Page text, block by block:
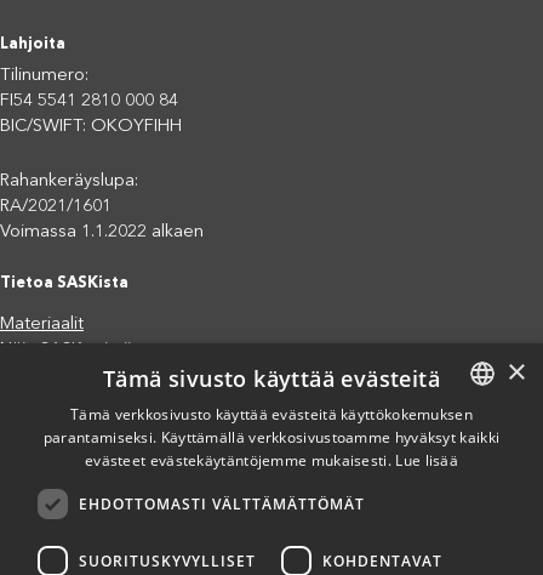
Lahjoita
Tilinumero:
FI54 5541 2810 000 84
BIC/SWIFT: OKOYFIHH
Rahankeräyslupa:
RA/2021/1601
Voimassa 1.1.2022 alkaen
Tietoa SASKista
Materiaalit
Näin SASK toimii
Jäsenjärjestöt
Saavutettavuusseloste
Tietosuojaseloste
Eettiset periaatteet (pdf)
Lahjoita
Osallistu
FINNISH
×
Tämä sivusto käyttää evästeitä
Tämä verkkosivusto käyttää evästeitä käyttökokemuksen
parantamiseksi. Käyttämällä verkkosivustoamme hyväksyt kaikki
evästeet evästekäytäntöjemme mukaisesti. Lue lisää
EHDOTTOMASTI VÄLTTÄMÄTTÖMÄT
SUORITUSKYVYLLISET KOHDENTAVAT